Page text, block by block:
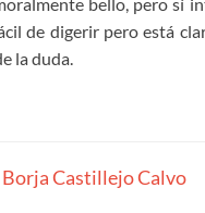
bello, pero sí
de digerir pero está
la duda.
Borja Castillejo Calvo